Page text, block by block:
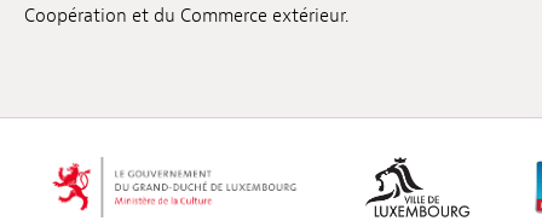
Coopération et du Commerce extérieur.